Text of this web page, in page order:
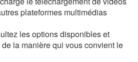
plateformes multimédias
les options disponibles et
la manière qui vous convient le